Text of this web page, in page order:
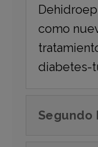
como
diabetes-
Segundo